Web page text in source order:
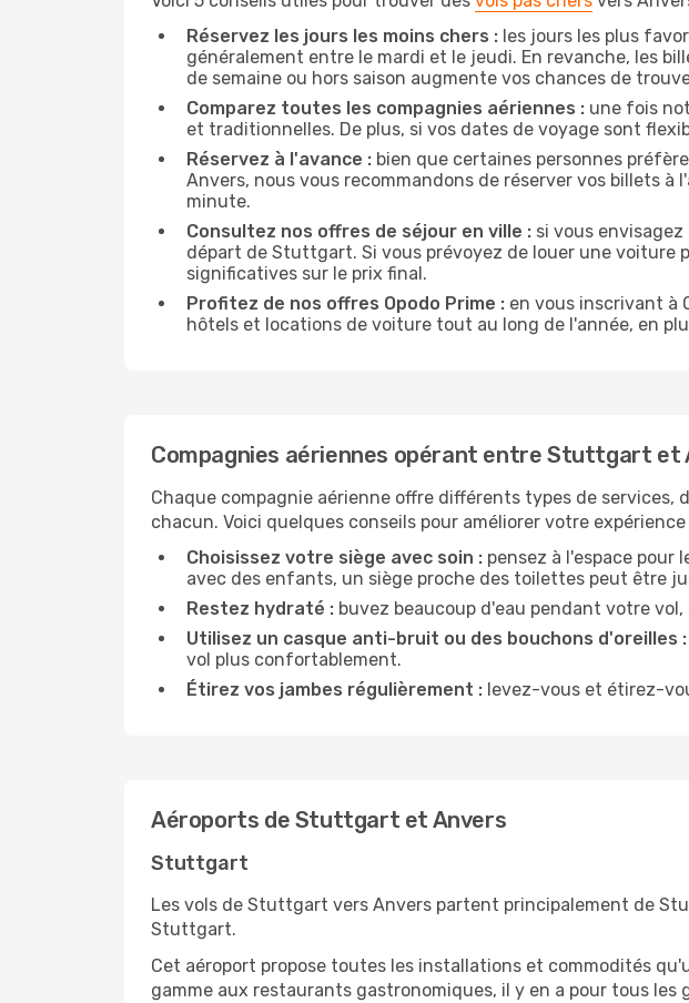
Réservez les jours les moins chers : les jours les plus
généralement entre le mardi et le jeudi. En revanche, les
de semaine ou hors saison augmente vos chances de
Comparez toutes les compagnies aériennes : une fois
et traditionnelles. De plus, si vos dates de voyage sont
Réservez à l'avance : bien que certaines personnes
Anvers, nous vous recommandons de réserver vos billets
minute.
Consultez nos offres de séjour en ville : si vous
départ de Stuttgart. Si vous prévoyez de louer une voiture
significatives sur le prix final.
Profitez de nos offres Opodo Prime : en vous inscrivant à
hôtels et locations de voiture tout au long de l'année, en
Compagnies aériennes opérant entre Stuttgart et
Chaque compagnie aérienne offre différents types de
chacun. Voici quelques conseils pour améliorer votre expérience
Choisissez votre siège avec soin : pensez à l'espace pour
avec des enfants, un siège proche des toilettes peut être
Restez hydraté : buvez beaucoup d'eau pendant votre
Utilisez un casque anti-bruit ou des bouchons d'oreilles :
vol plus confortablement.
Étirez vos jambes régulièrement : levez-vous et étirez-
Aéroports de Stuttgart et Anvers
Stuttgart
Les vols de Stuttgart vers Anvers partent principalement de
Stuttgart.
Cet aéroport propose toutes les installations et commodités
gamme aux restaurants gastronomiques, il y en a pour tous